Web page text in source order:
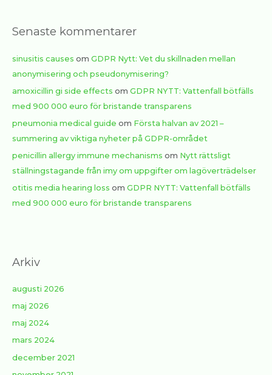
Senaste kommentarer
sinusitis causes om GDPR Nytt: Vet du skillnaden mellan
anonymisering och pseudonymisering?
amoxicillin gi side effects om GDPR NYTT: Vattenfall bötfälls
med 900 000 euro för bristande transparens
pneumonia medical guide om Första halvan av 2021 –
summering av viktiga nyheter på GDPR-området
penicillin allergy immune mechanisms om Nytt rättsligt
ställningstagande från imy om uppgifter om lagöverträdelser
otitis media hearing loss om GDPR NYTT: Vattenfall bötfälls
med 900 000 euro för bristande transparens
Arkiv
augusti 2026
maj 2026
maj 2024
mars 2024
december 2021